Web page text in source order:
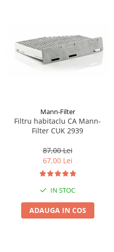
Mann-Filter
Filtru habitaclu CA Mann-
Filter CUK 2939
87,00 Lei
67,00 Lei
IN STOC
ADAUGA IN COS